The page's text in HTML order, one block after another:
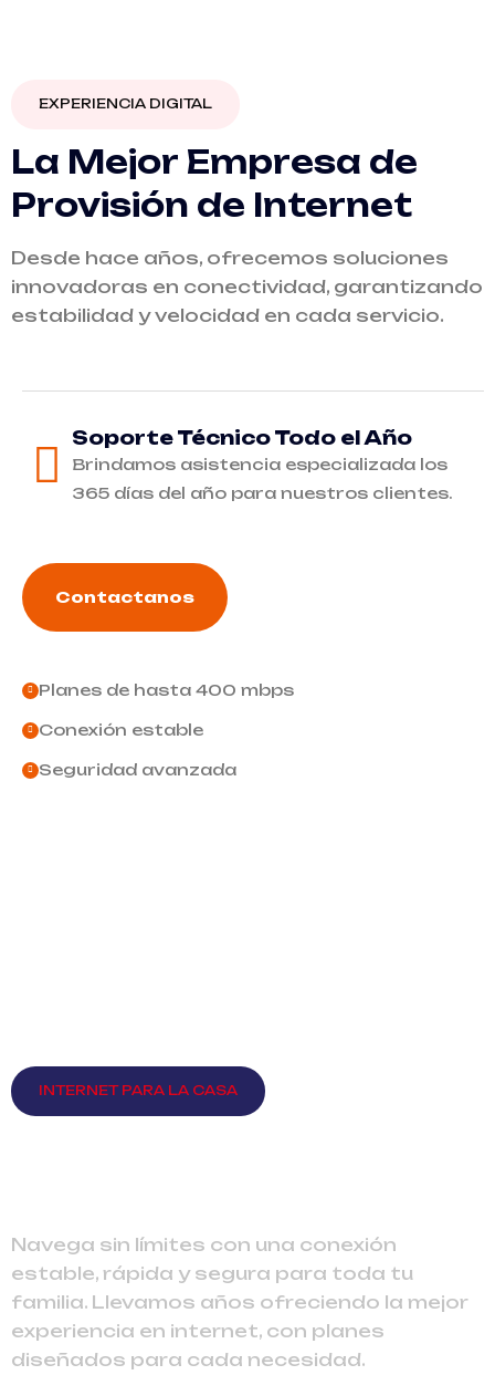
EXPERIENCIA DIGITAL
La Mejor Empresa de
Provisión de Internet
Desde hace años, ofrecemos soluciones
innovadoras en conectividad, garantizando
estabilidad y velocidad en cada servicio.
Soporte Técnico Todo el Año
Brindamos asistencia especializada los
365 días del año para nuestros clientes.
Contactanos
Planes de hasta 400 mbps
Conexión estable
Seguridad avanzada
INTERNET PARA LA CASA
Navega sin límites con una conexión
estable, rápida y segura para toda tu
familia. Llevamos años ofreciendo la mejor
experiencia en internet, con planes
diseñados para cada necesidad.